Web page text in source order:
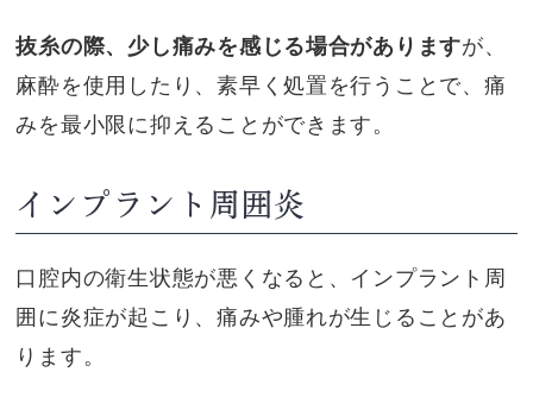
抜糸の際、少し痛みを感じる場合がありますが、
麻酔を使用したり、素早く処置を行うことで、痛
みを最小限に抑えることができます。
インプラント周囲炎
口腔内の衛生状態が悪くなると、インプラント周
囲に炎症が起こり、痛みや腫れが生じることがあ
ります。